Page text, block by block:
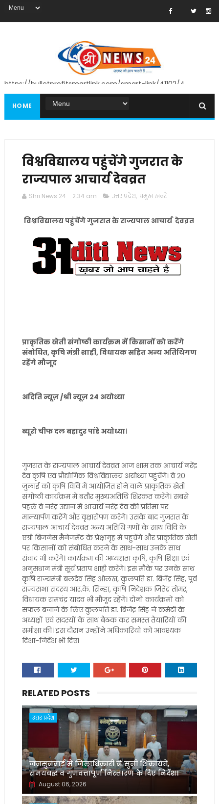
https://bulletprofitsmartlink.com/smart-link/41102/4
HOME
विश्वविद्यालय पहुंचेंगे गुजरात के
राज्यपाल आचार्य देवव्रत
Shri News 24 2:34 am उत्तर प्रदेश, प्रमुख खबरें
विश्वविद्यालय पहुंचेंगे गुजरात के राज्यपाल आचार्य देवव्रत
प्राकृतिक खेती संगोष्ठी कार्यक्रम में किसानों को करेंगे
संबोधित, कृषि मंत्री शाही, विधायक सहित अन्य अतिथिगण
रहेंगे मौजूद
अदिति न्यूज़ /श्री न्यूज़ 24 अयोध्या
ब्यूरो चीफ दल बहादुर पांडे अयोध्या।
गुजरात के राज्यपाल आचार्य देवव्रत आज शाम तक आचार्य नरेंद्र
देव कृषि एवं प्रौद्योगिक विश्वविद्यालय अयोध्या पहुंचेंगे। वे 20
जुलाई को कृषि विवि में आयोजित होने वाले प्राकृतिक खेती
संगोष्ठी कार्यक्रम में बतौर मुख्यअतिथि शिरकत करेंगे। सबसे
पहले वे नरेंद्र उद्यान में आचार्य नरेंद्र देव की प्रतिमा पर
माल्यार्पण करेंगे और वृक्षारोपण करेंगे। उसके बाद गुजरात के
राज्यपाल आचार्य देवव्रत अन्य अतिथि गणों के साथ विवि के
एग्री बिजनेस मैनेजमेंट के प्रेक्षागृह में पहुंचेंगे और प्राकृतिक खेती
पर किसानों को संबोधित करने के साथ-साथ उनके साथ
संवाद भी करेंगे। कार्यक्रम की अध्यक्षता कृषि, कृषि शिक्षा एवं
अनुसंधान मंत्री सूर्य प्रताप शाही करेंगे। इस मौके पर उनके साथ
कृषि राज्यमंत्री बलदेव सिंह ओलख, कुलपति डा. बिजेंद्र सिंह, पूर्व
राज्यसभा सदस्य आर.के. सिन्हा, कृषि निदेशक जितेंद्र तोमर,
विधायक रामचंद्र यादव भी मौजूद रहेंगे। दोनों कार्यक्रमों को
सफल बनाने के लिए कुलपति डा. बिजेंद्र सिंह ने कमेटी के
अध्यक्षों एवं सदस्यों के साथ बैठक कर समस्त तैयारियों की
समीक्षा की। इस दौरान उन्होंने अधिकारियों को आवश्यक
दिशा-निर्देश भी दिए।
RELATED POSTS
उत्तर प्रदेश
जनसुनवाई में जिलाधिकारी ने सुनीं शिकायतें,
समयबद्ध व गुणवत्तापूर्ण निस्तारण के दिए निर्देश।
August 06, 2026